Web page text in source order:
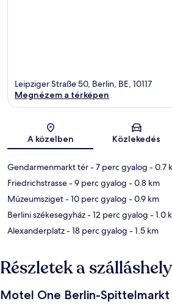
Térkép
Leipziger Straße 50, Berlin, BE, 10117
Megnézem a térképen
A közelben Közlekedés
Gendarmenmarkt tér- 7 perc gyalog - 0.7
Friedrichstrasse- 9 perc gyalog - 0.8 km
Múzeumsziget- 10 perc gyalog - 0.9 km
Berlini székesegyház- 12 perc gyalog - 1.0
Alexanderplatz- 18 perc gyalog - 1.5 km
Részletek a
Motel One Berlin-Spittelmarkt